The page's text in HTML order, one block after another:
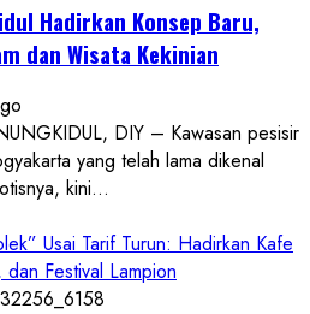
Hadirkan Konsep Baru,
dan Wisata Kekinian
DIY – Kawasan pesisir
yang telah lama dikenal
kini...
Usai Tarif Turun: Hadirkan Kafe
Festival Lampion